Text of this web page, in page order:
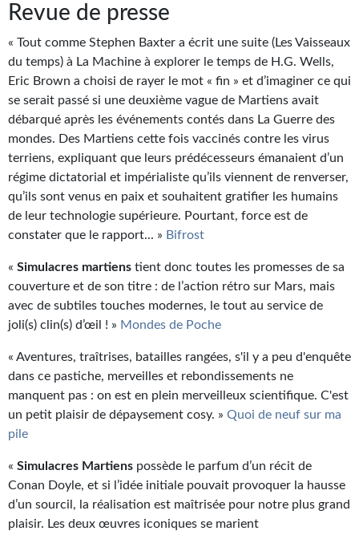
F.A.Q.
Soumettre un manuscrit
Support technique
Revue de presse
« Tout comme Stephen Baxter a écrit une suite (Les Vaisseaux
du temps) à La Machine à explorer le temps de H.G. Wells,
Eric Brown a choisi de rayer le mot « fin » et d’imaginer ce qui
se serait passé si une deuxième vague de Martiens avait
débarqué après les événements contés dans La Guerre des
mondes. Des Martiens cette fois vaccinés contre les virus
terriens, expliquant que leurs prédécesseurs émanaient d’un
régime dictatorial et impérialiste qu’ils viennent de renverser,
qu’ils sont venus en paix et souhaitent gratifier les humains
de leur technologie supérieure. Pourtant, force est de
constater que le rapport... » Bifrost
« Simulacres martiens tient donc toutes les promesses de sa
couverture et de son titre : de l’action rétro sur Mars, mais
avec de subtiles touches modernes, le tout au service de
joli(s) clin(s) d’œil ! » Mondes de Poche
« Aventures, traîtrises, batailles rangées, s'il y a peu d'enquête
dans ce pastiche, merveilles et rebondissements ne
manquent pas : on est en plein merveilleux scientifique. C'est
un petit plaisir de dépaysement cosy. » Quoi de neuf sur ma
pile
« Simulacres Martiens possède le parfum d’un récit de
Conan Doyle, et si l’idée initiale pouvait provoquer la hausse
d’un sourcil, la réalisation est maîtrisée pour notre plus grand
plaisir. Les deux œuvres iconiques se marient